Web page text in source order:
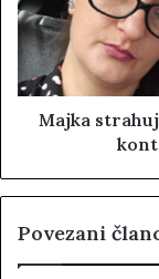
Majka
Povezani